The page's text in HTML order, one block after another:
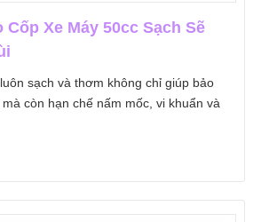
Xe Máy 50cc Sạch Sẽ
sạch và thơm không chỉ giúp bảo
còn hạn chế nấm mốc, vi khuẩn và